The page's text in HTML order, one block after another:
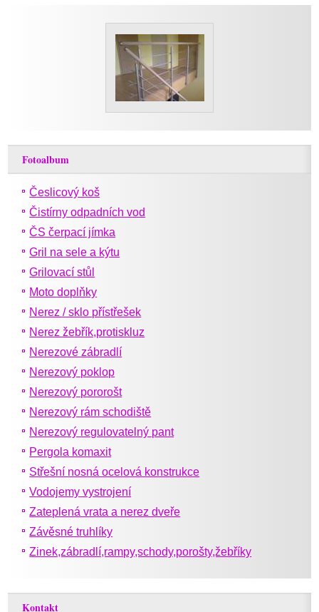
Fotoalbum
Česlicový koš
Čistírny odpadních vod
ČS čerpací jímka
Gril na sele a kýtu
Grilovací stůl
Moto doplňky
Nerez / sklo přístřešek
Nerez žebřík,protiskluz
Nerezové zábradlí
Nerezový poklop
Nerezový pororošt
Nerezový rám schodiště
Nerezový regulovatelný pant
Pergola komaxit
Střešní nosná ocelová konstrukce
Vodojemy vystrojení
Zateplená vrata a nerez dveře
Závěsné truhlíky
Zinek,zábradlí,rampy,schody,porošty,žebříky
Kontakt